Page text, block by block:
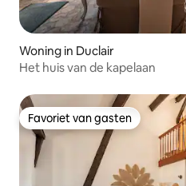
Woning in Duclair
Het huis van de kapelaan
Favoriet van gasten
Favoriet van gasten